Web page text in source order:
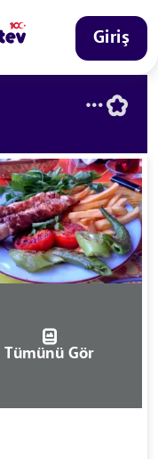
Giriş
Tümünü Gör